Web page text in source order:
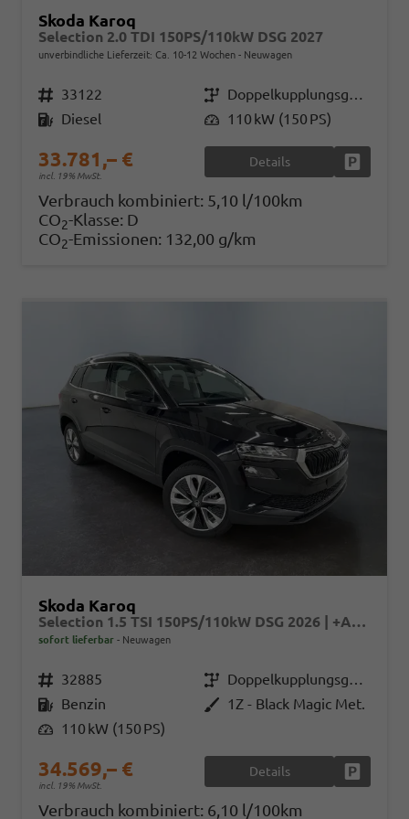
Skoda Karoq
Selection 2.0 TDI 150PS/110kW DSG 2027
unverbindliche Lieferzeit: Ca. 10-12 Wochen Neuwagen
Fahrzeugnr. 33122 Getriebe
Doppelkupplungsgetriebe (DSG)
Kraftstoff Diesel Leistung 110 kW (150 PS)
33.781,– €
incl. 19% MwSt.
Details
Verbrauch kombiniert: 5,10 l/100km
CO2-Klasse: D
CO2-Emissionen: 132,00 g/km
Skoda Karoq
Selection 1.5 TSI 150PS/110kW DSG 2026 | +AHK +TravelAssist +RFK & Parksensoren
sofort lieferbar Neuwagen
Fahrzeugnr. 32885 Getriebe
Doppelkupplungsgetriebe (DSG)
Kraftstoff Benzin Außenfarbe1Z - Black Magic Met.
Leistung 110 kW (150 PS)
34.569,– €
incl. 19% MwSt.
Details
Verbrauch kombiniert: 6,10 l/100km